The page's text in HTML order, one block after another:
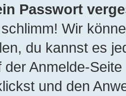
Passwort
Wir
du kannst es
der Anmelde-
und den